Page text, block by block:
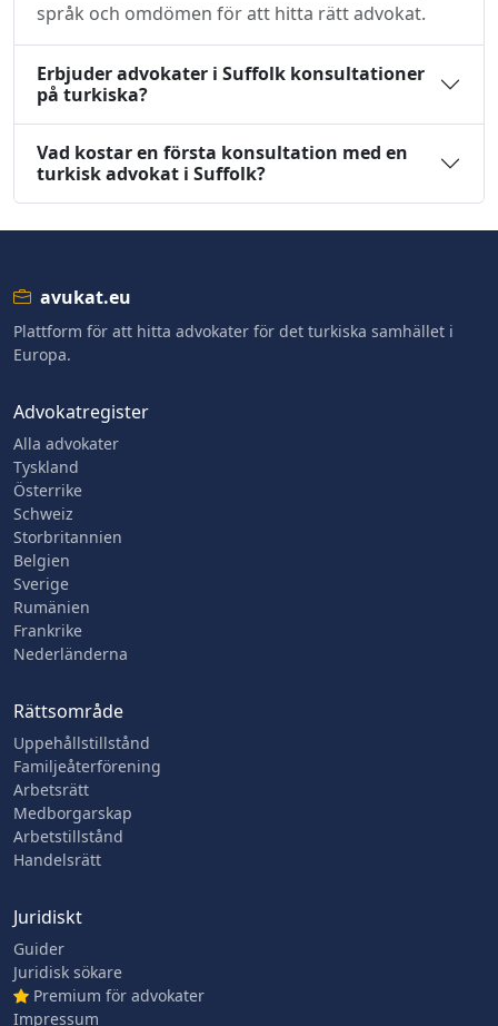
språk och omdömen för att hitta rätt advokat.
Erbjuder advokater i Suffolk konsultationer
på turkiska?
Vad kostar en första konsultation med en
turkisk advokat i Suffolk?
avukat.eu
Plattform för att hitta advokater för det turkiska samhället i
Europa.
Advokatregister
Alla advokater
Tyskland
Österrike
Schweiz
Storbritannien
Belgien
Sverige
Rumänien
Frankrike
Nederländerna
Rättsområde
Uppehållstillstånd
Familjeåterförening
Arbetsrätt
Medborgarskap
Arbetstillstånd
Handelsrätt
Juridiskt
Guider
Juridisk sökare
Premium för advokater
Impressum